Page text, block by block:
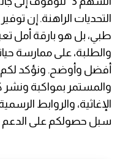
التحديات الراهنة. إن
طبي، بل هو بارقة أمل
والطلبة، على ممارسة
أفضل وأوضح. ونؤكد لكم
والمستمر بمواكبة ونشر
الإغاثية، والروابط
سبل حصولكم على الدعم